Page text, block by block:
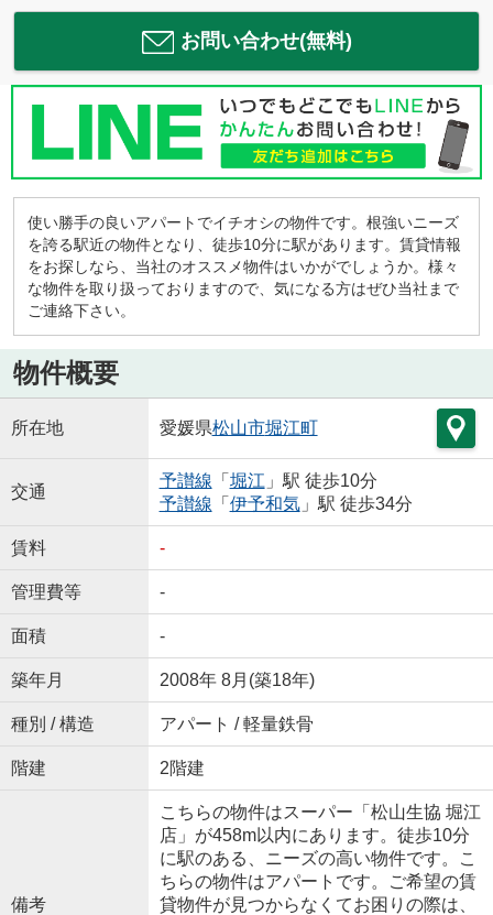
お問い合わせ(無料)
使い勝手の良いアパートでイチオシの物件です。根強いニーズ
を誇る駅近の物件となり、徒歩10分に駅があります。賃貸情報
をお探しなら、当社のオススメ物件はいかがでしょうか。様々
な物件を取り扱っておりますので、気になる方はぜひ当社まで
ご連絡下さい。
物件概要
所在地 愛媛県松山市堀江町
交通
予讃線 「 堀江 」駅 徒歩10分
予讃線 「 伊予和気」駅 徒歩34分
賃料 -
管理費等 -
面積 -
築年月 2008年 8月(築18年)
種別 / 構造 アパート / 軽量鉄骨
階建 2階建
備考
こちらの物件はスーパー「松山生協 堀江
店」が458m以内にあります。徒歩10分
に駅のある、ニーズの高い物件です。こ
ちらの物件はアパートです。ご希望の賃
貸物件が見つからなくてお困りの際は、